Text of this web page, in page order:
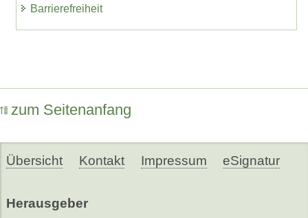
Barrierefreiheit
zum Seitenanfang
Übersicht Kontakt Impressum eSignatur
Herausgeber